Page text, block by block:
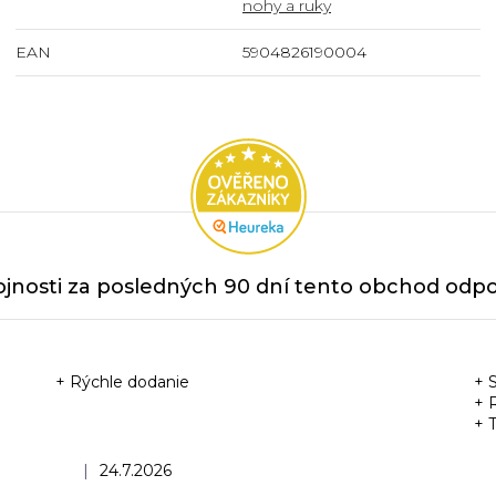
nohy a ruky
EAN 5904826190004
za posledných 90 dní tento obchod
Hodnotenie obchodu je 5 z 5 hviezdičiek.
| 24.7.2026
+ Rýchle dodanie
+
+
+